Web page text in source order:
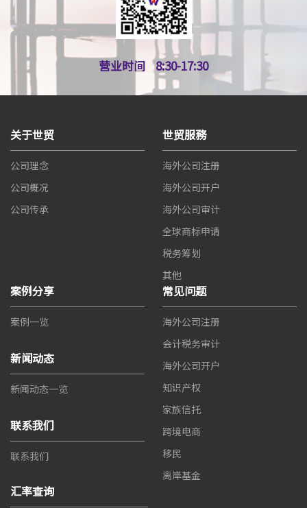
营业时间 8:30-17:30
关于世贸
公司理念
公司概况
公司传承
世贸服務
海外公司注册
海外公司开户
海外公司审计
全球商标申请
税务筹划
其他
案例分享
案例一览
新闻动态
新闻动态一览
联系我们
联系我们
常见问题
海外公司注册
会计税务审计
海外公司开户
知识产权
家族信托
跨境电商
移民
离岸基金
汇率查询